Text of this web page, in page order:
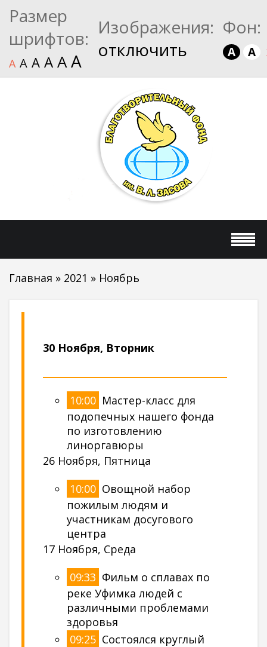
Размер
шрифтов:
A A A A AA
Изображения:
отключить
Фон:
A A
Главная » 2021 » Ноябрь
30 Ноября, Вторник
10:00 Мастер-класс для
подопечных нашего фонда
по изготовлению
линоргавюры
26 Ноября, Пятница
10:00 Овощной набор
пожилым людям и
участникам досугового
центра
17 Ноября, Среда
09:33 Фильм о сплавах по
реке Уфимка людей с
различными проблемами
здоровья
09:25 Состоялся круглый